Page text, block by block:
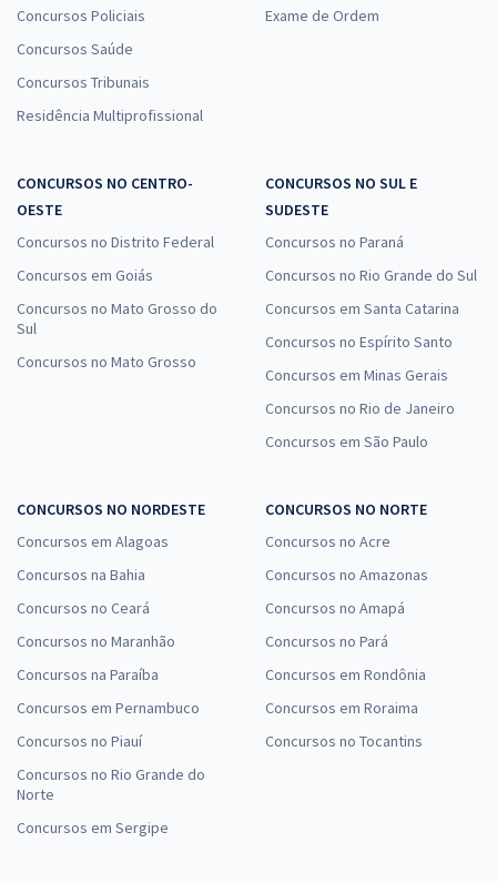
Concursos Policiais
Concursos Saúde
Concursos Tribunais
Residência Multiprofissional
Exame de Ordem
CONCURSOS NO CENTRO-
OESTE
Concursos no Distrito Federal
Concursos em Goiás
Concursos no Mato Grosso do
Sul
Concursos no Mato Grosso
CONCURSOS NO SUL E
SUDESTE
Concursos no Paraná
Concursos no Rio Grande do Sul
Concursos em Santa Catarina
Concursos no Espírito Santo
Concursos em Minas Gerais
Concursos no Rio de Janeiro
Concursos em São Paulo
CONCURSOS NO NORDESTE
Concursos em Alagoas
Concursos na Bahia
Concursos no Ceará
Concursos no Maranhão
Concursos na Paraíba
Concursos em Pernambuco
Concursos no Piauí
Concursos no Rio Grande do
Norte
Concursos em Sergipe
CONCURSOS NO NORTE
Concursos no Acre
Concursos no Amazonas
Concursos no Amapá
Concursos no Pará
Concursos em Rondônia
Concursos em Roraima
Concursos no Tocantins